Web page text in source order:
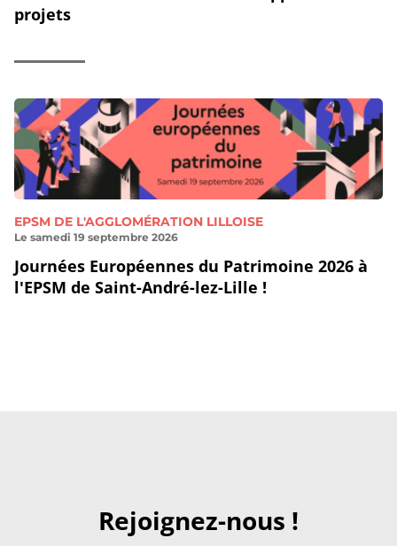
projets
EPSM DE L'AGGLOMÉRATION LILLOISE
Le samedi 19 septembre 2026
Journées Européennes du Patrimoine 2026 à
l'EPSM de Saint-André-lez-Lille !
Rejoignez-nous !